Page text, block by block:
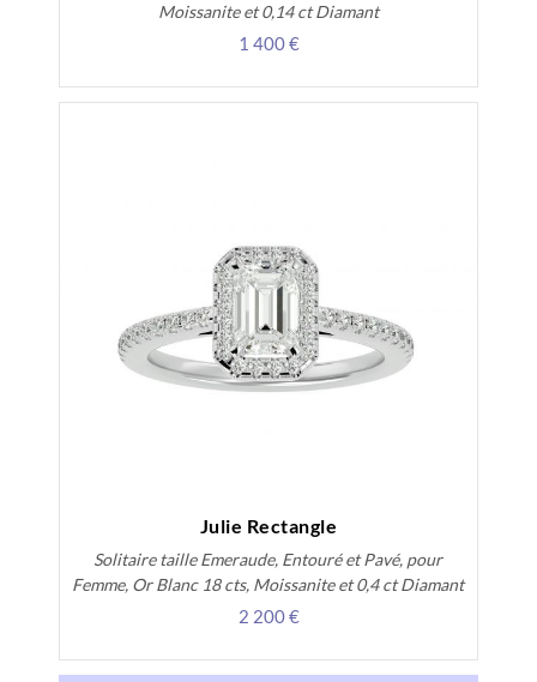
Moissanite et 0,14 ct Diamant
1 400 €
Julie Rectangle
Solitaire taille Emeraude, Entouré et Pavé, pour
Femme, Or Blanc 18 cts, Moissanite et 0,4 ct Diamant
2 200 €